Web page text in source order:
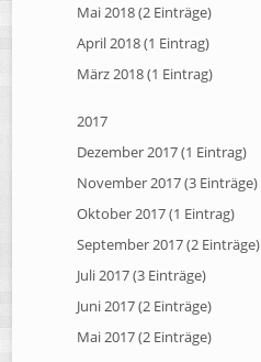
Mai 2018 (2 Einträge)
April 2018 (1 Eintrag)
März 2018 (1 Eintrag)
2017
Dezember 2017 (1 Eintrag)
November 2017 (3 Einträge)
Oktober 2017 (1 Eintrag)
September 2017 (2 Einträge)
Juli 2017 (3 Einträge)
Juni 2017 (2 Einträge)
Mai 2017 (2 Einträge)